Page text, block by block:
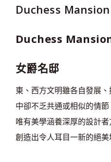
Duchess
Duchess
女爵名邸
東、西方文明雖各自發展
中卻不乏共通或相似的情
唯有美學涵養深厚的設計
創造出令人耳目一新的絕美